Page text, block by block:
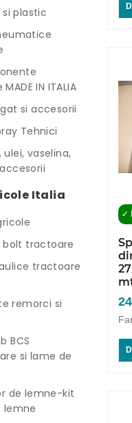
plastic
IN ITALIA
si accesorii
Tehnici
ulei, vaselina,
Italia
bolt tractoare
tractoare
remorci si
BCS
si lame de
de lemne-kit
lemne
✓